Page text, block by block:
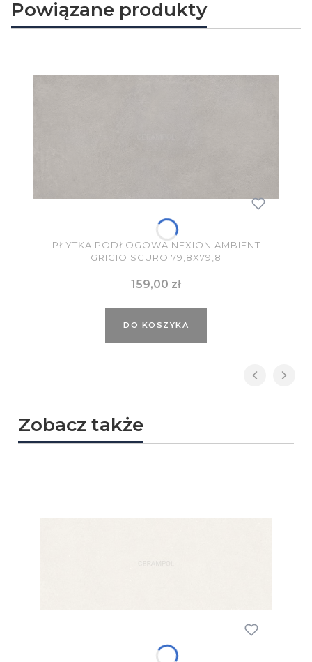
Powiązane produkty
PŁYTKA PODŁOGOWA NEXION AMBIENT
GRIGIO SCURO 79,8X79,8
Cena
159,00 zł
DO KOSZYKA
Zobacz także